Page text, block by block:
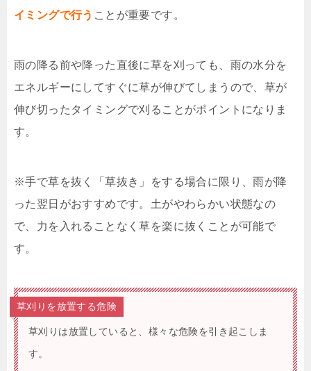
イミングで行う ことが重要です。
雨の降る前や降った直後に草を刈っても、雨の水分を
エネルギーにしてすぐに草が伸びてしまうので、草が
伸び切ったタイミングで刈ることがポイントになりま
す。
※手で草を抜く「草抜き」をする場合に限り、雨が降
った翌日がおすすめです。土がやわらかい状態なの
で、力を入れることなく草を楽に抜くことが可能で
す。
草刈りを放置する危険
草刈りは放置していると、様々な危険を引き起こしま
す。